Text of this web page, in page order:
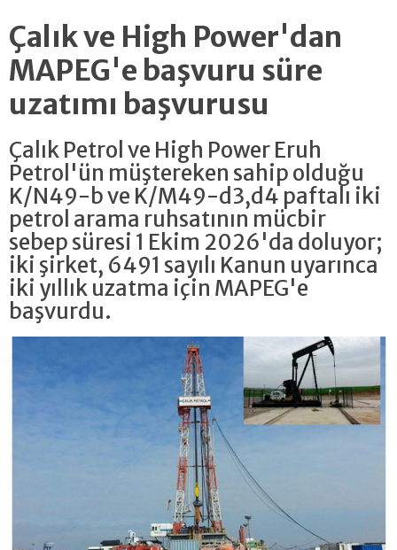
Çalık ve High Power'dan
MAPEG'e başvuru süre
uzatımı başvurusu
Çalık Petrol ve High Power Eruh
Petrol'ün müştereken sahip olduğu
K/N49-b ve K/M49-d3,d4 paftalı iki
petrol arama ruhsatının mücbir
sebep süresi 1 Ekim 2026'da doluyor;
iki şirket, 6491 sayılı Kanun uyarınca
iki yıllık uzatma için MAPEG'e
başvurdu.